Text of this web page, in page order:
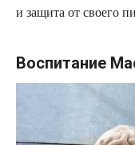
и защита от своего
Воспитание